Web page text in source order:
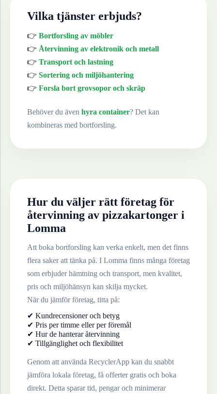
Vilka tjänster erbjuds?
👉 Bortforsling av möbler
👉 Återvinning av elektronik och metall
👉 Transport och lastning
👉 Sortering och miljöhantering
👉 Forsla bort grovsopor och skräp
Behöver du även hyra container? Det kan
kombineras med bortforsling.
Hur du väljer rätt företag för
återvinning av pizzakartonger i
Lomma
Att boka bortforsling kan verka enkelt, men det finns
flera saker att tänka på. I Lomma finns många företag
som erbjuder hämtning och transport, men kvalitet,
pris och miljöhänsyn kan skilja mycket.
När du jämför företag, titta på:
✔ Kundrecensioner och betyg
✔ Pris per timme eller per föremål
✔ Hur de hanterar återvinning
✔ Tillgänglighet och flexibilitet
Genom att använda RecyclerApp kan du snabbt
jämföra lokala företag, få offerter gratis och boka
direkt. Detta sparar tid, pengar och minimerar